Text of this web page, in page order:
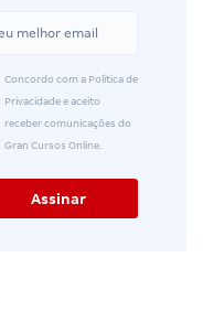
Concordo com a Política de
Privacidade e aceito
receber comunicações do
Gran Cursos Online.